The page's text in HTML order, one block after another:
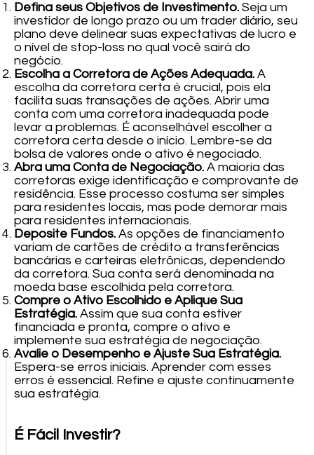
Defina seus Objetivos de Investimento.Seja um
investidor de longo prazo ou um trader diário, seu
plano deve delinear suas expectativas de lucro e
o nível de stop-loss no qual você sairá do
negócio.
Escolha a Corretora de Ações Adequada.A
escolha da corretora certa é crucial, pois ela
facilita suas transações de ações. Abrir uma
conta com uma corretora inadequada pode
levar a problemas. É aconselhável escolher a
corretora certa desde o início. Lembre-se da
bolsa de valores onde o ativo é negociado.
Abra uma Conta de Negociação.A maioria das
corretoras exige identificação e comprovante de
residência. Esse processo costuma ser simples
para residentes locais, mas pode demorar mais
para residentes internacionais.
Deposite Fundos.As opções de financiamento
variam de cartões de crédito a transferências
bancárias e carteiras eletrônicas, dependendo
da corretora. Sua conta será denominada na
moeda base escolhida pela corretora.
Compre o Ativo Escolhido e Aplique Sua
Estratégia.Assim que sua conta estiver
financiada e pronta, compre o ativo e
implemente sua estratégia de negociação.
Avalie o Desempenho e Ajuste Sua Estratégia.
Espera-se erros iniciais. Aprender com esses
erros é essencial. Refine e ajuste continuamente
sua estratégia.
É Fácil Investir?